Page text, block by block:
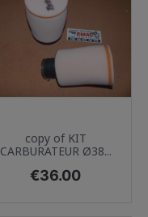
copy of KIT
CARBURATEUR Ø38...
Price
€36.00